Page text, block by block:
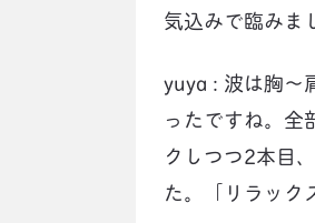
気込みで臨みま
yuya : 波は胸～
ったですね。全
クしつつ2本目
た。「リラック